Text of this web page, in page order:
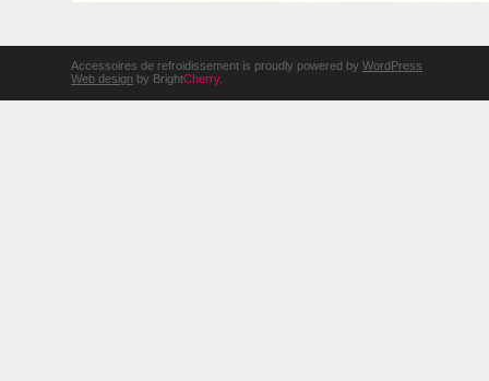
Accessoires de refroidissement is proudly powered by WordPress
Web design by BrightCherry.